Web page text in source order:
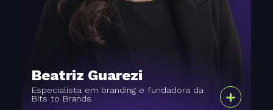
Beatriz Guarezi
Especialista em branding e fundadora da
Bits to Brands
+